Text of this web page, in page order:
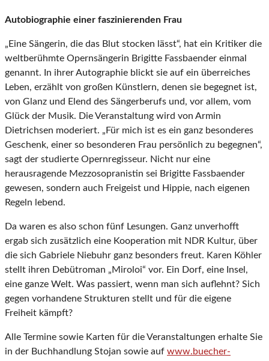
Autobiographie einer faszinierenden Frau
„Eine Sängerin, die das Blut stocken lässt“, hat ein Kritiker die
weltberühmte Opernsängerin Brigitte Fassbaender einmal
genannt. In ihrer Autographie blickt sie auf ein überreiches
Leben, erzählt von großen Künstlern, denen sie begegnet ist,
von Glanz und Elend des Sängerberufs und, vor allem, vom
Glück der Musik. Die Veranstaltung wird von Armin
Dietrichsen moderiert. „Für mich ist es ein ganz besonderes
Geschenk, einer so besonderen Frau persönlich zu begegnen“,
sagt der studierte Opernregisseur. Nicht nur eine
herausragende Mezzosopranistin sei Brigitte Fassbaender
gewesen, sondern auch Freigeist und Hippie, nach eigenen
Regeln lebend.
Da waren es also schon fünf Lesungen. Ganz unverhofft
ergab sich zusätzlich eine Kooperation mit NDR Kultur, über
die sich Gabriele Niebuhr ganz besonders freut. Karen Köhler
stellt ihren Debütroman „Miroloi“ vor. Ein Dorf, eine Insel,
eine ganze Welt. Was passiert, wenn man sich auflehnt? Sich
gegen vorhandene Strukturen stellt und für die eigene
Freiheit kämpft?
Alle Termine sowie Karten für die Veranstaltungen erhalte Sie
in der Buchhandlung Stojan sowie auf www.buecher-